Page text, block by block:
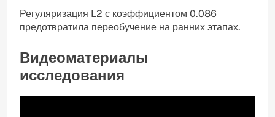
Регуляризация L2 с коэффициентом 0.086
предотвратила переобучение на ранних этапах.
Видеоматериалы
исследования